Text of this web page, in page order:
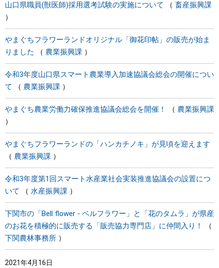
山口県職員(獣医師)採用選考試験の実施について 畜産振興課
やまぐちフラワーランドオリジナル「御花印帖」の販売が始ま
りました
農業振興課
令和3年度山口県スマート農業導入加速協議会総会の開催につい
て
農業振興課
やまぐち農業労働力確保推進協議会総会を開催！ 農業振興課
やまぐちフラワーランドの「ハンカチノキ」が見頃を迎えます
農業振興課
令和3年度第1回スマート水産業社会実装推進協議会の設置につ
いて
水産振興課
下関市の「Bell flower - ベルフラワー」と「花のタムラ」が県産
のお花を積極的に販売する「販売協力専門店」に仲間入り！
下関農林事務所
2021年4月16日